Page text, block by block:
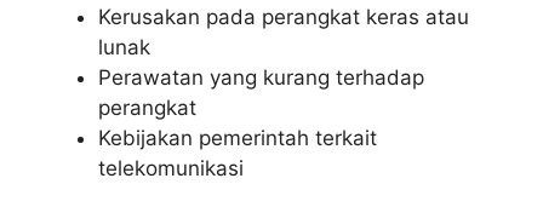
Kerusakan pada perangkat keras atau
lunak
Perawatan yang kurang terhadap
perangkat
Kebijakan pemerintah terkait
telekomunikasi